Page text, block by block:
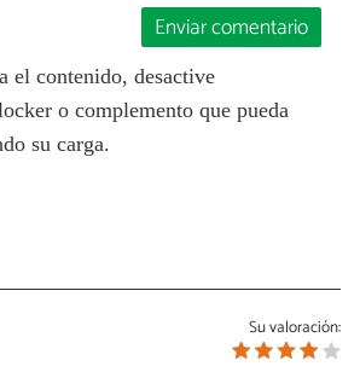
Enviar comentario
el contenido, desactive
o complemento que pueda
su carga.
Su valoración: